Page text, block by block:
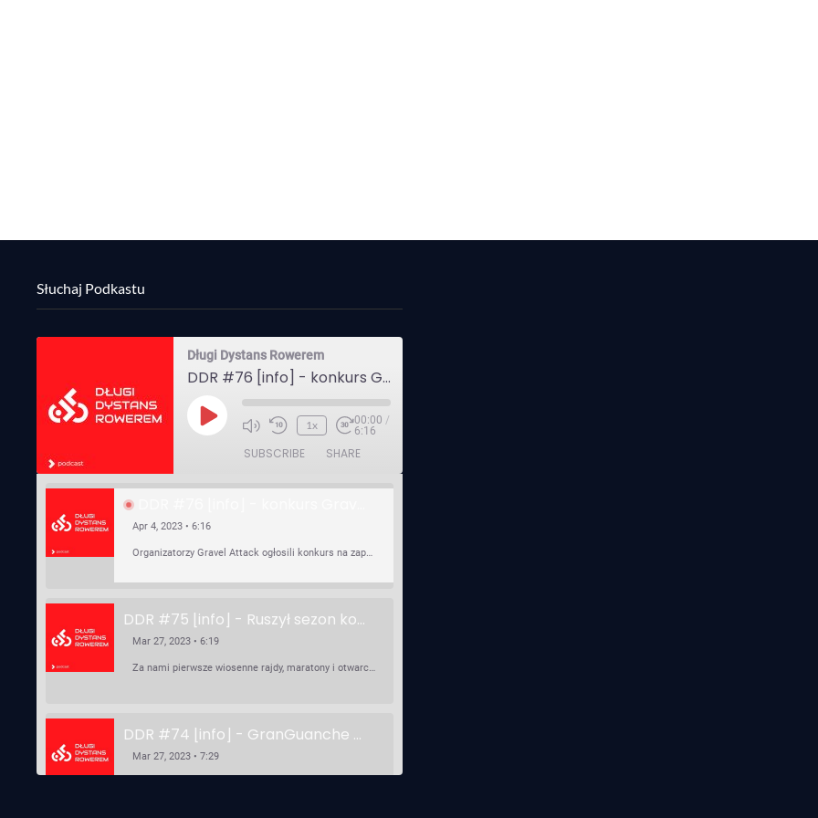
Słuchaj Podkastu
Długi Dystans Rowerem
DDR #76 [info] - konkurs Gravel Attack, Varmia Gravel, Bike Expo, Inspire India Ultra Race
Play
1x 00:00 /
6:16
SUBSCRIBE SHARE
Apr 4, 2023 • 6:16
Organizatorzy Gravel Attack ogłosili konkurs na zaprojektowanie koszulki. Varmia Gravel 2023 przypomina o możliwości podzielenia opłaty startowej na dwie raty 50/50 – na zero procent! …
DDR #75 [info] - Ruszył sezon kolarski! Pierwszy Brevet Race Through Poland, Otwarcie sezonu Rajdy Dla Frajdy, Ankieta Rowerowa, przygotowania do Race Around Poland
Mar 27, 2023 • 6:19
Za nami pierwsze wiosenne rajdy, maratony i otwarcia sezonu, choć w Gdańsku zima nie powiedziała jeszcze ostatniego słowa bo właśnie pada śnieg. Linki: ⁠http://watahaultrarace.pl/⁠⁠https://rajdydlafrajdy.pl/⁠https://brevety.pl/brevets⁠⁠https://racearoundpoland.pl/⁠⁠https://granguanche.com/audax/audaxgravel/⁠⁠Ankieta Rowerowa…
DDR #74 [info] - GranGuanche Gravel startuje w piątek! Wataha Ultra Race Wiosna - zaprasza Mateusz Szafraniec. Dwie samochwałki
Mar 27, 2023 • 7:29